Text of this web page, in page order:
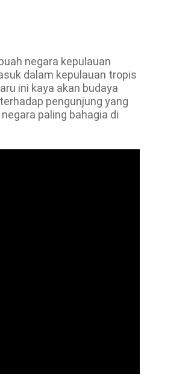
negara kepulauan
dalam kepulauan tropis
ini kaya akan budaya
pengunjung yang
paling bahagia di